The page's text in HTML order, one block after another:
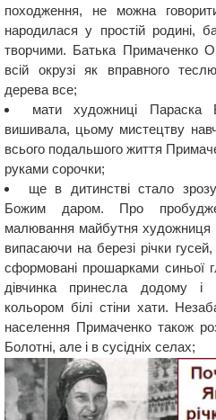
походження, не можна
народилася у простій родині,
творчими. Батька Примаченко
всій окрузі як вправного
дерева все;
мати художниці Параска
вишивала, цьому мистецтву
всього подальшого життя
руками сорочки;
ще в дитинстві стало
Божим даром. Про
малювання майбутня художниця
випасаючи на березі річки
сформовані прошарками синьої
дівчинка принесла додому і
кольором білі стіни хати.
населення Примаченко також
Болотні, але і в сусідніх селах;